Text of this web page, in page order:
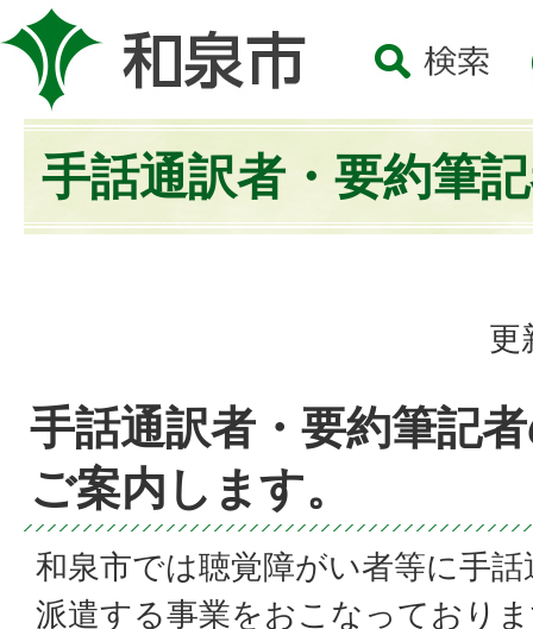
手話通訳者・要約筆
更
手話通訳者・要約筆記
ご案内します。
和泉市では聴覚障がい者等に手
派遣する事業をおこなっており